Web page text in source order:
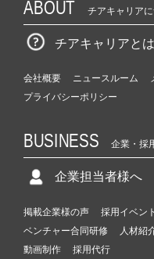
ABOUT チアキャリア
チアキャリアとは
会社概要 ニュースルーム
プライバシーポリシー
BUSINESS 企業・採
企業担当者様へ
掲載企業様の声 採用イベント
ベンチャー合同研修
人材紹
動画制作
採用代行